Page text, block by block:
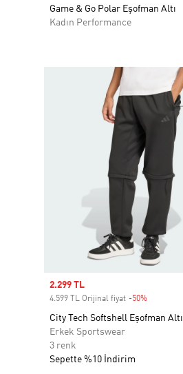
Game & Go Polar Eşofman Altı
Kadın Performance
Sale price
2.299 TL
4.599 TL Orijinal fiyat -50%
City Tech Softshell Eşofman Altı
Erkek Sportswear
3 renk
Sepette %10 İndirim